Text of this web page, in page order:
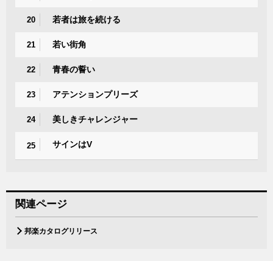
20 若者は旅を続ける
21 若い街角
22 青春の誓い
23 アテンションプリーズ
24 美しきチャレンジャー
25 サインはV
関連ページ
邦楽カタログリリース